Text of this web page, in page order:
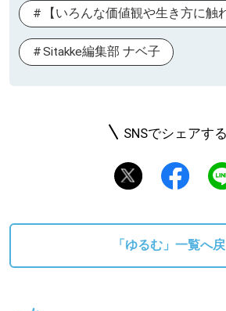
【いろんな価値観や生き方に触
Sitakke編集部 ナベ子
SNSでシェアする
「ゆるむ」一覧へ